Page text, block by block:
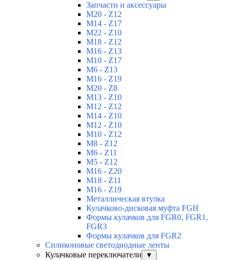
Запчасти и аксессуары
M20 - Z12
M14 - Z17
M22 - Z10
M18 - Z12
M16 - Z13
M10 - Z17
M6 - Z13
M16 - Z19
M20 - Z8
M13 - Z10
M12 - Z12
M14 - Z10
M12 - Z10
M10 - Z12
M8 - Z12
M6 - Z11
M5 - Z12
M16 - Z20
M18 - Z11
M16 - Z19
Металлическая втулка
Кулачково-дисковая муфта FGH
Формы кулачков для FGR0, FGR1,
FGR3
Формы кулачков для FGR2
Силиконовые светодиодные ленты
Кулачковые переключатели
▼